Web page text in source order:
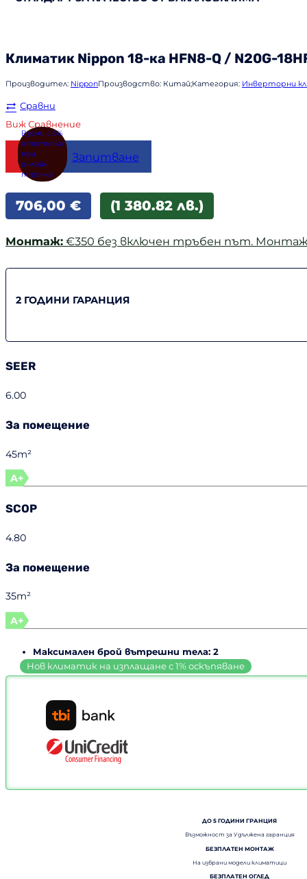
Климатик Nippon 18-ка HFN8-Q / N20G-
Производител: NipponПроизводство: Китай;Категория: Инверторни
Сравни
Виж Сравнение
Купи Запитване
706,00 € (1 380.82 лв.)
Монтаж: €350 без включен тръбен път. Монтаж
2 ГОДИНИ ГАРАНЦИЯ
SEER
6.00
За помещение
45m²
A+
SCOP
4.80
За помещение
35m²
A+
Максимален брой вътрешни тела: 2
ДО 5 ГОДИНИ ГРАНЦИЯ
Възможност за Удължена гаранция
БЕЗПЛАТЕН МОНТАЖ
На избрани модели климатици
БЕЗПЛАТЕН ОГЛЕД